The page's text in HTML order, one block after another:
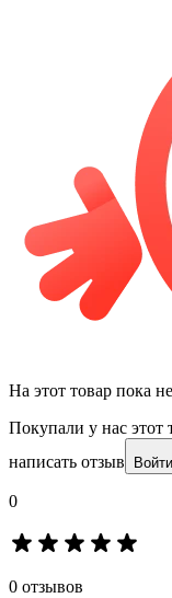
На этот товар пока
Покупали у нас этот
написать отзыв
Войти
0
0 отзывов